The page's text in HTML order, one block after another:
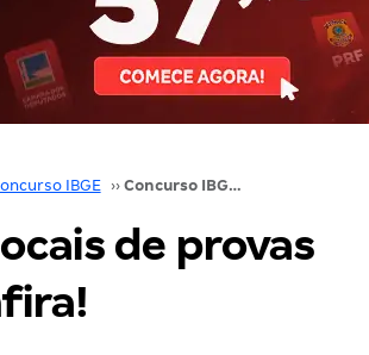
IBGE ›› Concurso IBGE: locais de provas disponíveis! Confira!
de provas